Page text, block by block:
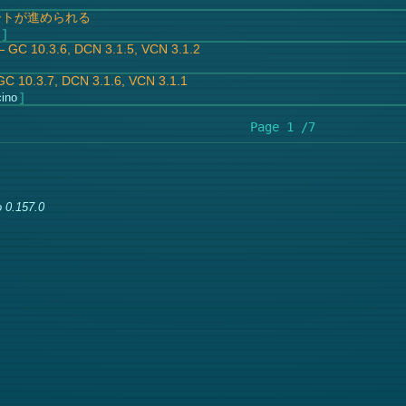
が進められる
10.3.6, DCN 3.1.5, VCN 3.1.2
10.3.7, DCN 3.1.6, VCN 3.1.1
Page 1 /7
0.157.0